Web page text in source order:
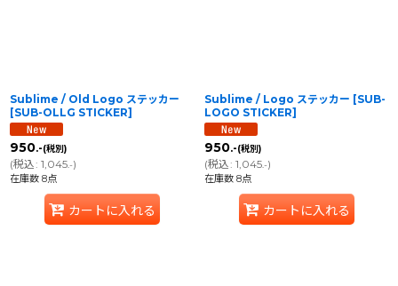
Sublime / Old Logo ステッカー
[SUB-OLLG STICKER]
950.-(税別)
(税込: 1,045.-)
在庫数 8点
カートに入れる
Sublime / Logo ステッカー [SUB-
LOGO STICKER]
950.-(税別)
(税込: 1,045.-)
在庫数 8点
カートに入れる